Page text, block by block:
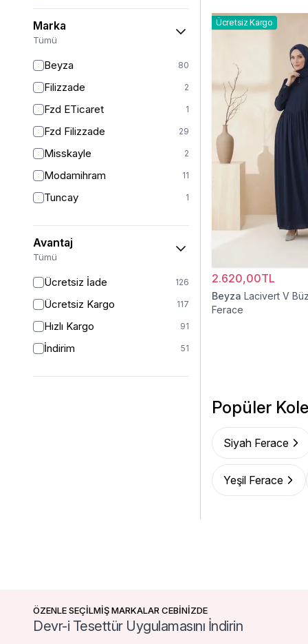
46 6
46-48 2
Marka
Tümü
Beyza 80
Filizzade 2
Fzd ETicaret 1
Fzd Filizzade 29
Misskayle 2
Modamihram 11
Tuncay 1
Avantaj
Tümü
Ücretsiz İade 126
Ücretsiz Kargo 117
Hızlı Kargo 91
İndirim 51
Ücretsiz Kargo
2.620,00TL
Beyza Lacivert V
Ferace
Popüler
Siyah Ferace
Yeşil Ferace
ÖZENLE SEÇİLMİŞ MARKALAR CEBİNİZDE
Devr-i Tesettür Uygulamasını İndirin